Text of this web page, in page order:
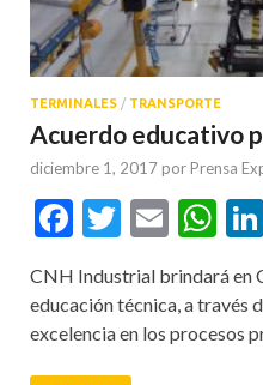
TERMINALES / TRANSPORTE
Acuerdo educativo
diciembre 1, 2017 por Prensa
Facebook
Twitter
Email
CNH Industrial brindará en
educación técnica, a través
excelencia en los procesos